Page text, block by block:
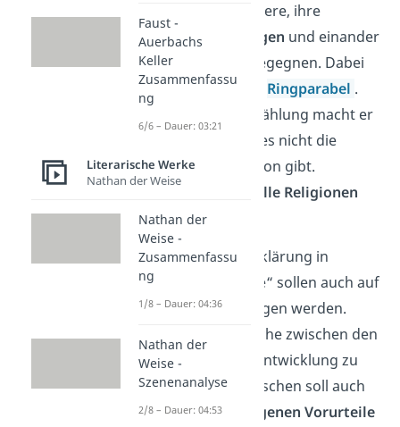
lernen die Charaktere, ihre
Vorurteile abzulegen und einander
mit Vernunft zu begegnen. Dabei
hilft auch Nathans Ringparabel .
Mithilfe dieser Erzählung macht er
Saladin klar, dass es nicht die
eine richtige Religion gibt.
alle Religionen
gleichwertig
Die Werte der Aufklärung in
„Nathan der Weise“ sollen auch auf
denLeserübertragen werden.
Durch die Gespräche zwischen den
Figuren und ihre Entwicklung zu
vernünftigen Menschen soll auch
der Leser seine
eigenen Vorurteile
Faust -
Auerbachs
Keller
Zusammenfassu
ng
6/6 – Dauer: 03:21
Literarische Werke
Nathan der Weise
Nathan der
Weise -
Zusammenfassu
ng
1/8 – Dauer: 04:36
Nathan der
Weise -
Szenenanalyse
2/8 – Dauer: 04:53